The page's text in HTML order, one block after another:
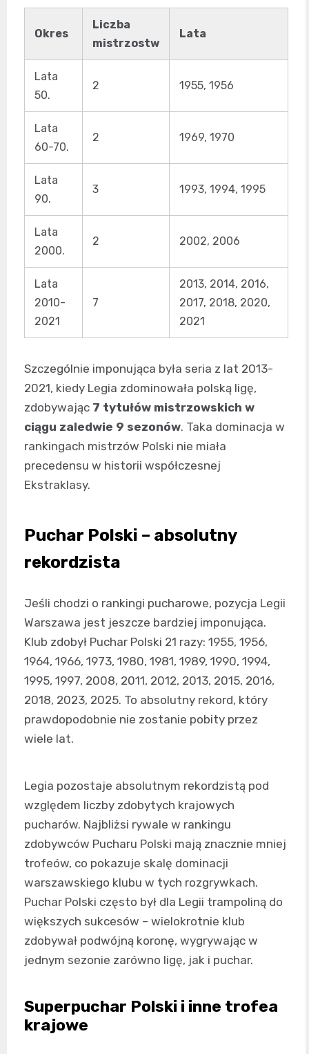
Okres
Liczba
mistrzostw
Lata
Lata
50.
2 1955, 1956
Lata
60-70.
2 1969, 1970
Lata
90.
3 1993, 1994, 1995
Lata
2000.
2 2002, 2006
Lata
2010-
2021
7
2013, 2014, 2016,
2017, 2018, 2020,
2021
Szczególnie imponująca była seria z lat 2013-
2021, kiedy Legia zdominowała polską ligę,
zdobywając 7 tytułów mistrzowskich w
ciągu zaledwie 9 sezonów. Taka dominacja w
rankingach mistrzów Polski nie miała
precedensu w historii współczesnej
Ekstraklasy.
Puchar Polski – absolutny
rekordzista
Jeśli chodzi o rankingi pucharowe, pozycja Legii
Warszawa jest jeszcze bardziej imponująca.
Klub zdobył Puchar Polski 21 razy: 1955, 1956,
1964, 1966, 1973, 1980, 1981, 1989, 1990, 1994,
1995, 1997, 2008, 2011, 2012, 2013, 2015, 2016,
2018, 2023, 2025. To absolutny rekord, który
prawdopodobnie nie zostanie pobity przez
wiele lat.
Legia pozostaje absolutnym rekordzistą pod
względem liczby zdobytych krajowych
pucharów. Najbliżsi rywale w rankingu
zdobywców Pucharu Polski mają znacznie mniej
trofeów, co pokazuje skalę dominacji
warszawskiego klubu w tych rozgrywkach.
Puchar Polski często był dla Legii trampoliną do
większych sukcesów – wielokrotnie klub
zdobywał podwójną koronę, wygrywając w
jednym sezonie zarówno ligę, jak i puchar.
Superpuchar Polski i inne trofea
krajowe